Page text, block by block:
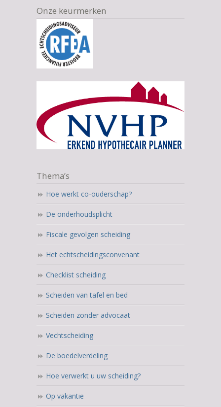
Onze keurmerken
Thema’s
Hoe werkt co-ouderschap?
De onderhoudsplicht
Fiscale gevolgen scheiding
Het echtscheidingsconvenant
Checklist scheiding
Scheiden van tafel en bed
Scheiden zonder advocaat
Vechtscheiding
De boedelverdeling
Hoe verwerkt u uw scheiding?
Op vakantie